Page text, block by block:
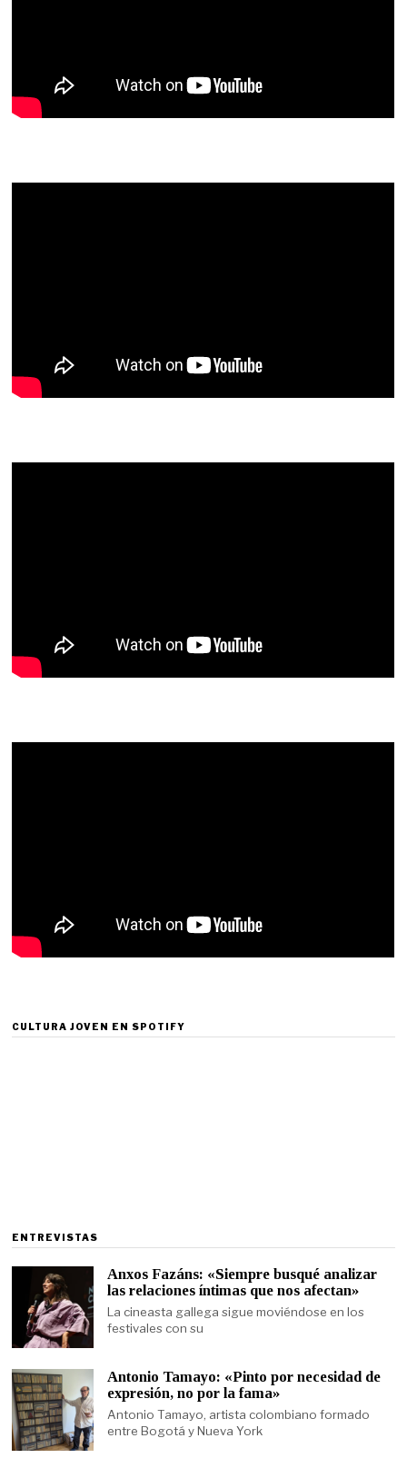
CULTURA JOVEN EN SPOTIFY
ENTREVISTAS
Anxos Fazáns: «Siempre busqué analizar
las relaciones íntimas que nos afectan»
La cineasta gallega sigue moviéndose en los
festivales con su
Antonio Tamayo: «Pinto por necesidad de
expresión, no por la fama»
Antonio Tamayo, artista colombiano formado
entre Bogotá y Nueva York